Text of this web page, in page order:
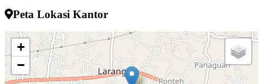
Peta Lokasi Kantor
+
−